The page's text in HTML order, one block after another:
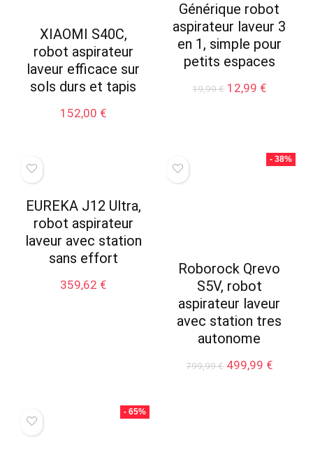
XIAOMI S40C,
robot aspirateur
laveur efficace sur
sols durs et tapis
152,00 €
Générique robot
aspirateur laveur 3
en 1, simple pour
petits espaces
19,99€ Le
12,99 €Le
EUREKA J12 Ultra,
robot aspirateur
laveur avec station
sans effort
359,62 €
- 38%
Roborock Qrevo
S5V, robot
aspirateur laveur
avec station tres
autonome
799,99€ Le
499,99 €Le
- 65%